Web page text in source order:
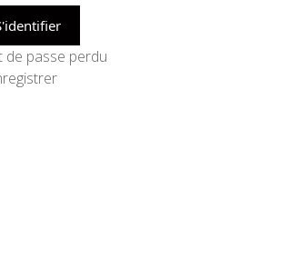
de passe perdu